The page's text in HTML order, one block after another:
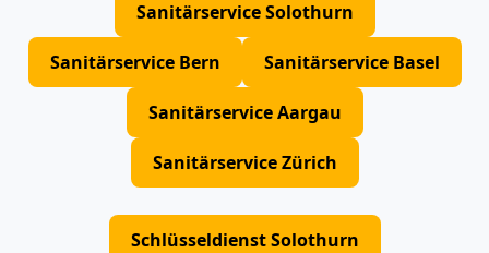
Sanitärservice Solothurn
Sanitärservice Bern Sanitärservice Basel
Sanitärservice Aargau
Sanitärservice Zürich
Schlüsseldienst Solothurn